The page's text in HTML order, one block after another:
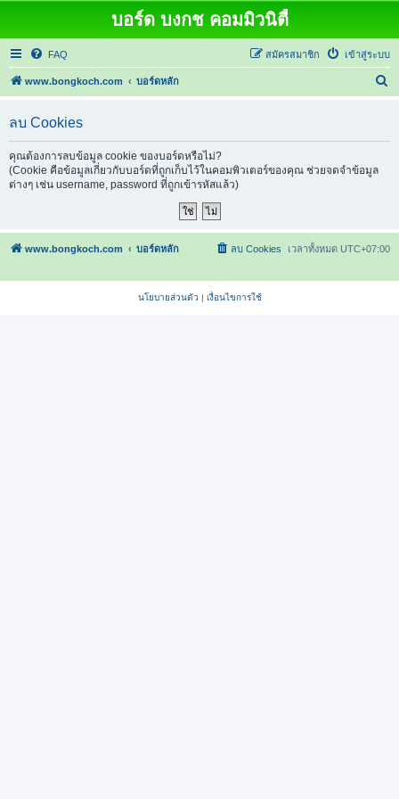
บอร์ด บงกช คอมมิวนิตี้
FAQ เข้าสู่ระบบ
สมัครสมาชิก
www.bongkoch.com บอร์ดหลัก
า
ลบ Cookies
คุณต้องการลบข้อมูล cookie ของบอร์ดหรือไม่?
(Cookie คือข้อมูลเกี่ยวกับบอร์ดที่ถูกเก็บไว้ในคอมพิวเตอร์ของคุณ ช่วยจดจำข้อมูล
ต่างๆ เช่น username, password ที่ถูกเข้ารหัสแล้ว)
www.bongkoch.com บอร์ดหลัก เวลาทั้งหมด UTC+07:00
ลบ Cookies
นโยบายส่วนตัว | เงื่อนไขการใช้